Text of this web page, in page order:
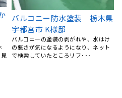
宇都宮市 H様邸 屋根葺き替
え工事
雨漏りが起きたため、地元できてくれ
るところを探していたところリフォー